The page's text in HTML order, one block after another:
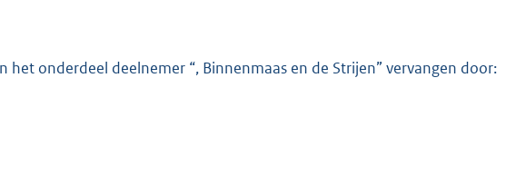
onderdeel deelnemer “, Binnenmaas en de Strijen” vervangen door: